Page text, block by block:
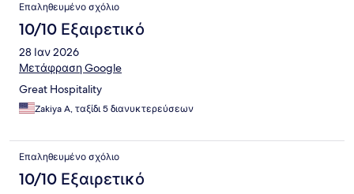
Επαληθευμένο σχόλιο
10/10 Εξαιρετικό
28 Ιαν 2026
Μετάφραση Google
Great Hospitality
Zakiya A, ταξίδι 5 διανυκτερεύσεων
Επαληθευμένο σχόλιο
10/10 Εξαιρετικό